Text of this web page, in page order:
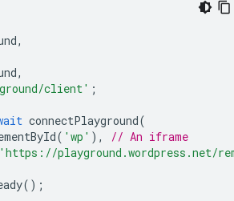
,
,
client' ;
connectPlayground(
( 'wp' ),
// An iframe
'https://playground.wordpress.net/
();